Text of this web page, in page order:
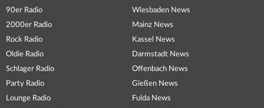
90er Radio
2000er Radio
Rock Radio
Oldie Radio
Schlager Radio
Party Radio
Lounge Radio
Wiesbaden News
Mainz News
Kassel News
Darmstadt News
Offenbach News
Gießen News
Fulda News